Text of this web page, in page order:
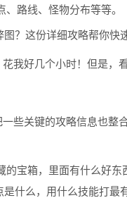
路线、怪物分布等等。
我好几个小时！但是，
些关键的攻略信息也整
宝箱，里面有什么好东
什么，用什么技能打最有